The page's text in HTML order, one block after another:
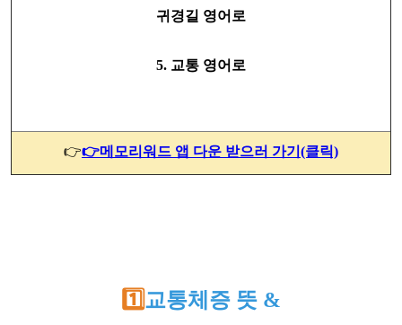
귀경길 영어로
5. 교통 영어로
👉👉메모리워드 앱 다운 받으러 가기(클릭)
1️⃣교통체증 뜻 &